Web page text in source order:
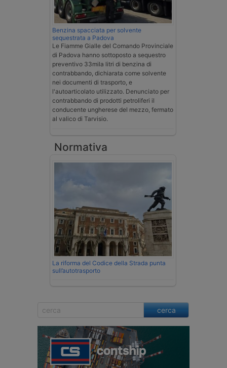
Benzina spacciata per solvente
sequestrata a Padova
Le Fiamme Gialle del Comando Provinciale
di Padova hanno sottoposto a sequestro
preventivo 33mila litri di benzina di
contrabbando, dichiarata come solvente
nei documenti di trasporto, e
l'autoarticolato utilizzato. Denunciato per
contrabbando di prodotti petroliferi il
conducente ungherese del mezzo, fermato
al valico di Tarvisio.
Normativa
La riforma del Codice della Strada punta
sull’autotrasporto
cerca